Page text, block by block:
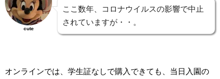
cute
ここ数年、コロナウイルスの影響で中止
されていますが・・。
オンラインでは、学生証なしで購入できても、当日入園の